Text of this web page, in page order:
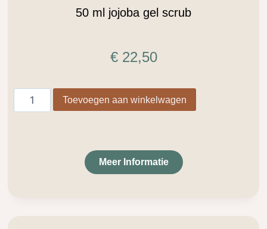
50 ml jojoba gel scrub
€22,50
Toevoegen aan winkelwagen
Meer Informatie